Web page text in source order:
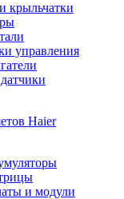
крыльчатки
управления
Haier
и модули